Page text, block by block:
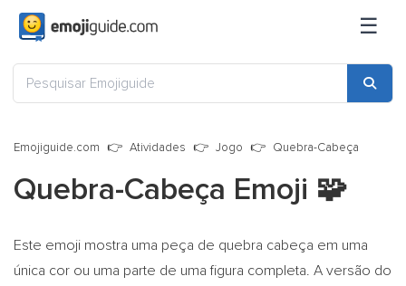
☰
Emojiguide.com Atividades Jogo Quebra-Cabeça
Quebra-Cabeça Emoji 🧩
Este emoji mostra uma peça de quebra cabeça em uma
única cor ou uma parte de uma figura completa. A versão do